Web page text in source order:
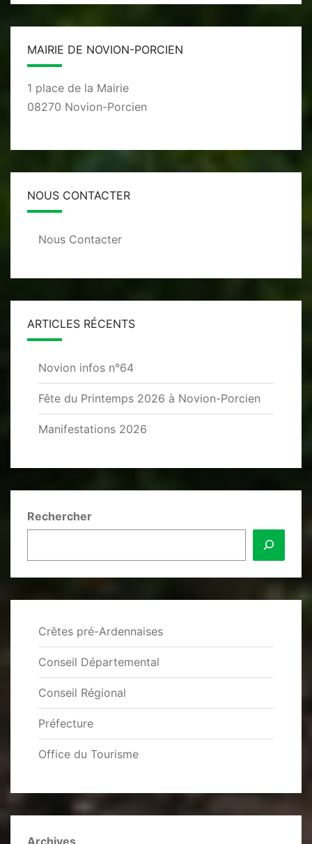
MAIRIE DE NOVION-PORCIEN
1 place de la Mairie
08270 Novion-Porcien
NOUS CONTACTER
Nous Contacter
ARTICLES RÉCENTS
Novion infos n°64
Fête du Printemps 2026 à Novion-Porcien
Manifestations 2026
Rechercher
Crêtes pré-Ardennaises
Conseil Départemental
Conseil Régional
Préfecture
Office du Tourisme
Archives